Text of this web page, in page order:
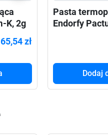
K, 2g
65,54 zł
Pasta
Endorfy
Dodaj